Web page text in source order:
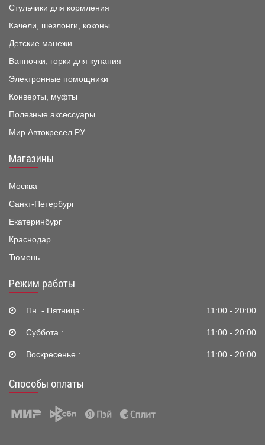
Стульчики для кормления
Качели, шезлонги, коконы
Детские манежи
Ванночки, горки для купания
Электронные помощники
Конверты, муфты
Полезные аксессуары
Мир Автокресел.РУ
Магазины
Москва
Санкт-Петербург
Екатеринбург
Краснодар
Тюмень
Режим работы
Пн. - Пятница : 11:00 - 20:00
Суббота : 11:00 - 20:00
Воскресенье : 11:00 - 20:00
Способы оплаты